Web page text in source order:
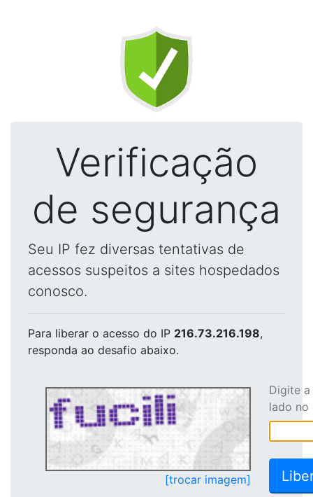
Verificação
de segurança
Seu IP fez diversas tentativas de
acessos suspeitos a sites hospedados
conosco.
Para liberar o acesso do IP 216.73.216.198,
responda ao desafio abaixo.
[trocar imagem]
Digite
lado no